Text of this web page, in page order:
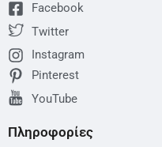
Facebook
Twitter
Instagram
Pinterest
YouTube
Πληροφορίες